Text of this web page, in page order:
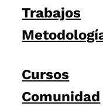
Trabajos
Cursos
Comunidad